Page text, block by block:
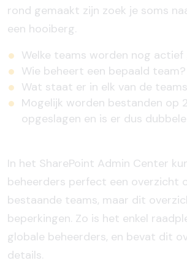
rond gemaakt zijn zoek je soms
een hooiberg.
Welke teams worden nog
Wie beheert een bepaald team?
Wat staat er in elk van de
Mogelijk worden bestanden op
opgeslagen en is er dus
In het SharePoint Admin Center
beheerders perfect een overzicht
bestaande teams, maar dit
beperkingen. Zo is het enkel
globale beheerders, en bevat dit
details.